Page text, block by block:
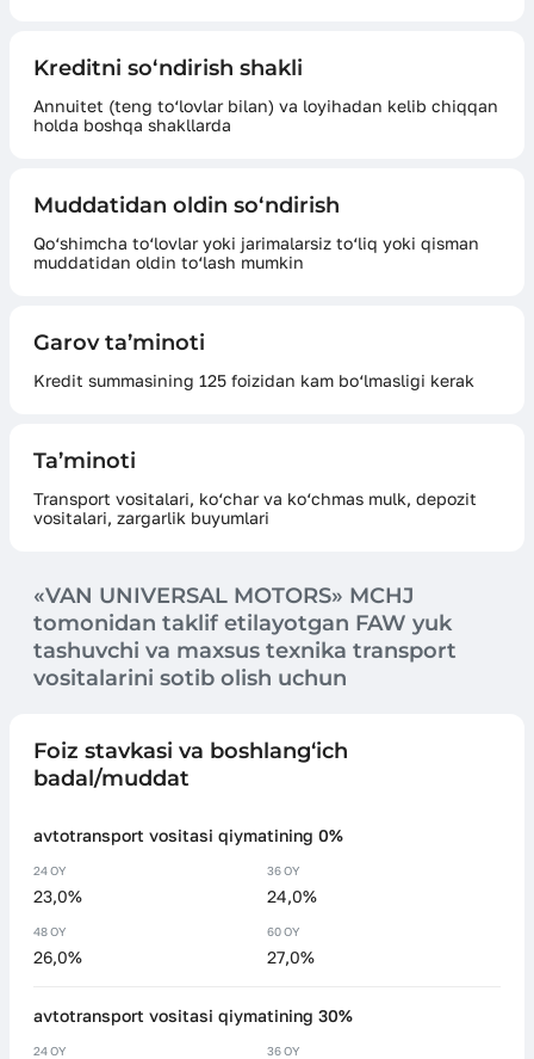
Kreditni so‘ndirish shakli
Annuitet (teng to‘lovlar bilan) va loyihadan kelib chiqqan
holda boshqa shakllarda
Muddatidan oldin so‘ndirish
Qo‘shimcha to‘lovlar yoki jarimalarsiz to‘liq yoki qisman
muddatidan oldin to‘lash mumkin
Garov ta’minoti
Kredit summasining 125 foizidan kam bo‘lmasligi kerak
Ta’minoti
Transport vositalari, ko‘char va ko‘chmas mulk, depozit
vositalari, zargarlik buyumlari
«VAN UNIVERSAL MOTORS» MCHJ
tomonidan taklif etilayotgan FAW yuk
tashuvchi va maxsus texnika transport
vositalarini sotib olish uchun
Foiz stavkasi va boshlang‘ich
badal/muddat
avtotransport vositasi qiymatining 0%
24 OY
23,0%
36 OY
24,0%
48 OY
26,0%
60 OY
27,0%
avtotransport vositasi qiymatining 30%
24 OY 36 OY